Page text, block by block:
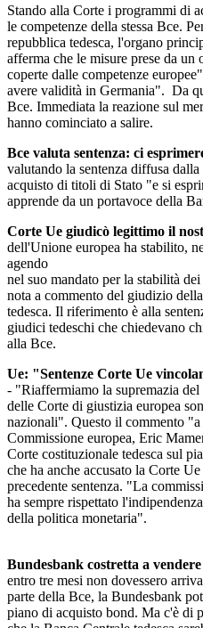
Stando alla Corte i programmi di
le competenze della stessa Bce.
repubblica tedesca, l'organo
afferma che le misure prese da un
coperte dalle competenze
avere validità in Germania". Da
Bce. Immediata la reazione sul
hanno cominciato a salire.
Bce valuta sentenza: ci
valutando la sentenza diffusa
acquisto di titoli di Stato "e si
apprende da un portavoce della
Corte Ue giudicò legittimo il
dell'Unione europea ha stabilito,
agendo
nel suo mandato per la stabilità
nota a commento del giudizio
tedesca. Il riferimento è alla
giudici tedeschi che chiedevano
alla Bce.
Ue: "Sentenze Corte Ue
- "Riaffermiamo la supremazia
delle Corte di giustizia europea
nazionali". Questo il commento
Commissione europea, Eric
Corte costituzionale tedesca sul
che ha anche accusato la Corte
precedente sentenza. "La
ha sempre rispettato
della politica monetaria".
Bundesbank costretta a
entro tre mesi non dovessero
parte della Bce, la Bundesbank
piano di acquisto bond. Ma c'è di